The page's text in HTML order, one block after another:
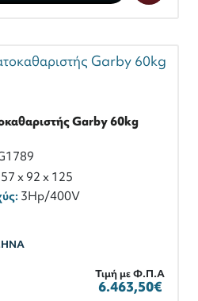
Garby 60kg
57 x 92 x 125
3Hp/400V
Τιμή με Φ.Π.Α
6.463,50€